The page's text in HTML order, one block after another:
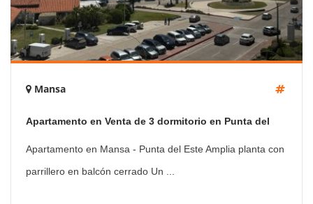
Mansa
Apartamento en Venta de 3 dormitorio en Punta del
este . Playa mansa , Parada 1
Apartamento en Mansa - Punta del Este Amplia planta con
parrillero en balcón cerrado Un ...